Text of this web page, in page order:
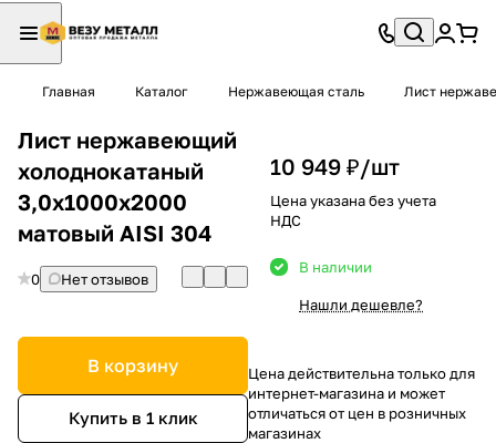
Главная Каталог Нержавеющая сталь Лист
Лист нержавеющий
холоднокатаный
3,0х1000х2000
матовый AISI 304
0 Нет отзывов
В корзину
Купить в 1 клик
10 949 ₽/шт
Цена указана без учета
НДС
В наличии
Нашли дешевле?
Цена действительна только для
интернет-магазина и может
отличаться от цен в розничных
магазинах